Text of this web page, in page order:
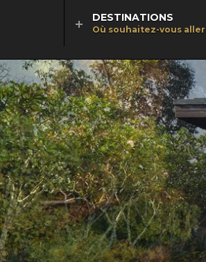
DESTINATIONS
Où souhaitez-vous aller